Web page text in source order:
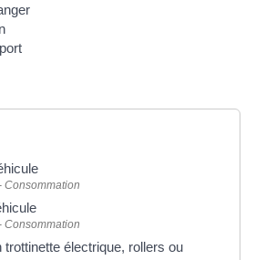
Consommation
Consommation
trottinette électrique, rollers ou